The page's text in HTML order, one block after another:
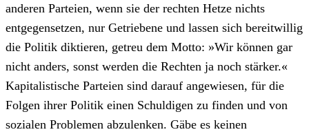
anderen Parteien, wenn sie der rechten Hetze nichts
entgegensetzen, nur Getriebene und lassen sich bereitwillig
die Politik diktieren, getreu dem Motto: »Wir können gar
nicht anders, sonst werden die Rechten ja noch stärker.«
Kapitalistische Parteien sind darauf angewiesen, für die
Folgen ihrer Politik einen Schuldigen zu finden und von
sozialen Problemen abzulenken. Gäbe es keinen